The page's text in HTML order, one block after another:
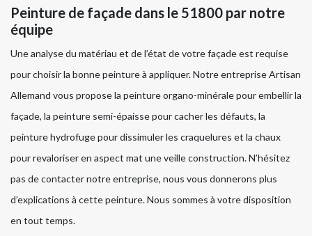
Peinture de façade dans le 51800 par notre
équipe
Une analyse du matériau et de l’état de votre façade est requise
pour choisir la bonne peinture à appliquer. Notre entreprise Artisan
Allemand vous propose la peinture organo-minérale pour embellir la
façade, la peinture semi-épaisse pour cacher les défauts, la
peinture hydrofuge pour dissimuler les craquelures et la chaux
pour revaloriser en aspect mat une veille construction. N’hésitez
pas de contacter notre entreprise, nous vous donnerons plus
d’explications à cette peinture. Nous sommes à votre disposition
en tout temps.